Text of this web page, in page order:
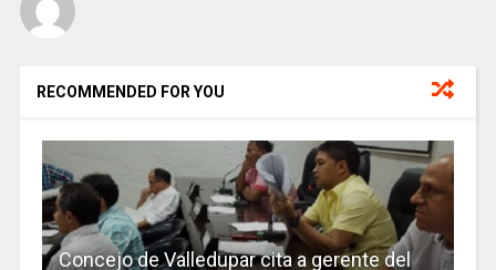
RECOMMENDED FOR YOU
Concejo de Valledupar cita a gerente del